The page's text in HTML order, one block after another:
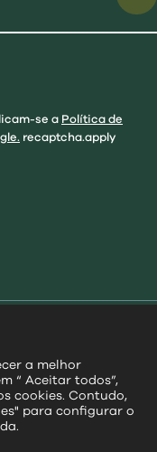
a melhor
“ Aceitar todos”,
cookies. Contudo,
para configurar o
se a Política de
recaptcha.apply